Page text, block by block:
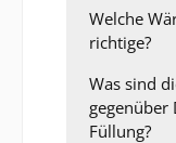
Welche
richtige?
Was sind
gegenüber
Füllung?